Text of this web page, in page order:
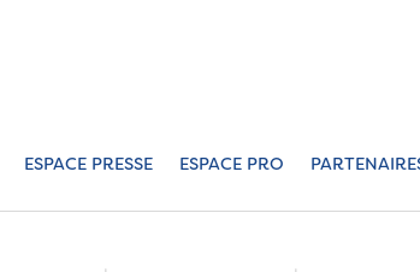
ESPACE PRESSE ESPACE PRO